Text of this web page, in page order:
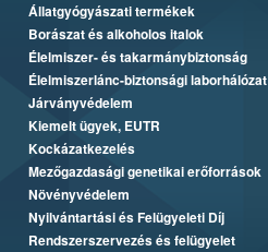
Állatgyógyászati termékek
Borászat és alkoholos italok
Élelmiszer- és takarmánybiztonság
Élelmiszerlánc-biztonsági laborhálózat
Járványvédelem
Kiemelt ügyek, EUTR
Kockázatkezelés
Mezőgazdasági genetikai erőforrások
Növényvédelem
Nyilvántartási és Felügyeleti Díj
Rendszerszervezés és felügyelet